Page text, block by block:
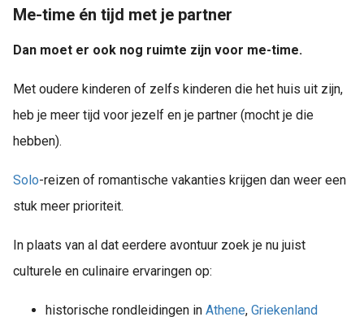
Me-time én tijd met je partner
Dan moet er ook nog ruimte zijn voor me-time.
Met oudere kinderen of zelfs kinderen die het huis uit zijn,
heb je meer tijd voor jezelf en je partner (mocht je die
hebben).
Solo-reizen of romantische vakanties krijgen dan weer een
stuk meer prioriteit.
In plaats van al dat eerdere avontuur zoek je nu juist
culturele en culinaire ervaringen op:
historische rondleidingen in Athene, Griekenland